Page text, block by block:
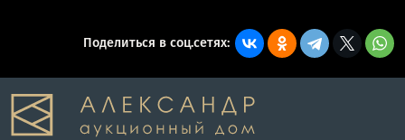
Поделиться в соц.сетях: